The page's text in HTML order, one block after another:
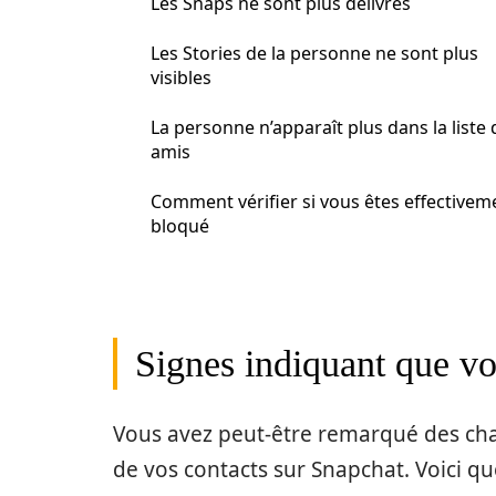
Les Stories de la personne ne sont plus
visibles
La personne n’apparaît plus dans la liste
amis
Comment vérifier si vous êtes
bloqué
Signes indiquant que
Vous avez peut-être remarqué des
de vos contacts sur Snapchat. Voici